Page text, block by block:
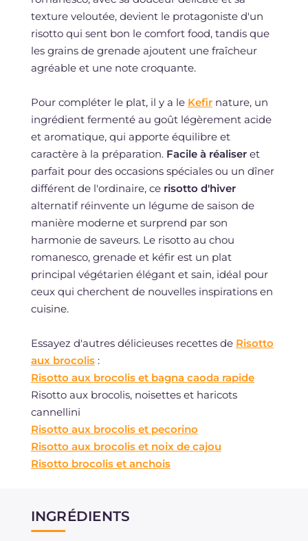
texture veloutée, devient le protagoniste d'un
risotto qui sent bon le comfort food, tandis que
les grains de grenade ajoutent une fraîcheur
agréable et une note croquante.
Pour compléter le plat, il y a le Kefirnature, un
ingrédient fermenté au goût légèrement acide
et aromatique, qui apporte équilibre et
caractère à la préparation. Facile à réaliseret
parfait pour des occasions spéciales ou un dîner
différent de l'ordinaire, ce risotto d'hiver
alternatif réinvente un légume de saison de
manière moderne et surprend par son
harmonie de saveurs. Le risotto au chou
romanesco, grenade et kéfir est un plat
principal végétarien élégant et sain, idéal pour
ceux qui cherchent de nouvelles inspirations en
cuisine.
Essayez d'autres délicieuses recettes de Risotto
aux brocolis:
Risotto aux brocolis et bagna caoda rapide
Risotto aux brocolis, noisettes et haricots
cannellini
Risotto aux brocolis et pecorino
Risotto aux brocolis et noix de cajou
Risotto brocolis et anchois
INGRÉDIENTS